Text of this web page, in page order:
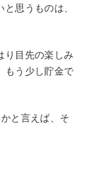
思うものは、
り目先の楽しみ
もう少し貯金で
と言えば、そ